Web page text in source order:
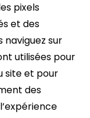
pixels
et des
naviguez sur
utilisées pour
site et pour
des